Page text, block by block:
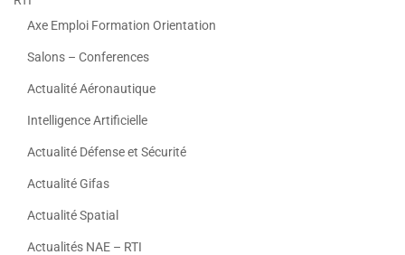
Axe Emploi Formation Orientation
Salons – Conferences
Actualité Aéronautique
Intelligence Artificielle
Actualité Défense et Sécurité
Actualité Gifas
Actualité Spatial
Actualités NAE – RTI